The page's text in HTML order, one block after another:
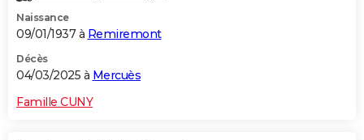
Naissance
09/01/1937 à Remiremont
Décès
04/03/2025 à Mercuès
Famille CUNY